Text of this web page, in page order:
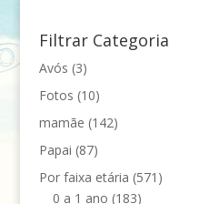
Filtrar Categoria
Avós (3)
Fotos (10)
mamãe (142)
Papai (87)
Por faixa etária (571)
0 a 1 ano (183)